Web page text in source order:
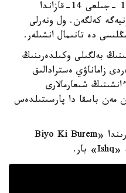
شابنام سۋرايو - 1981 -جىلعى 14-قازاندا
كەلگەن. ول ونەرلى
دە تانىمال انشىلەر.
بەلگىلى وكىلدەرىنىڭ
زاماناۋي ەسترادالىق
شىعارمالارى
مەن باسقا دا پارسىتىلدەس
ونىڭ كەڭ تاراعان اندەرىنىڭ قاتارىندا «Biyo Ki Burem